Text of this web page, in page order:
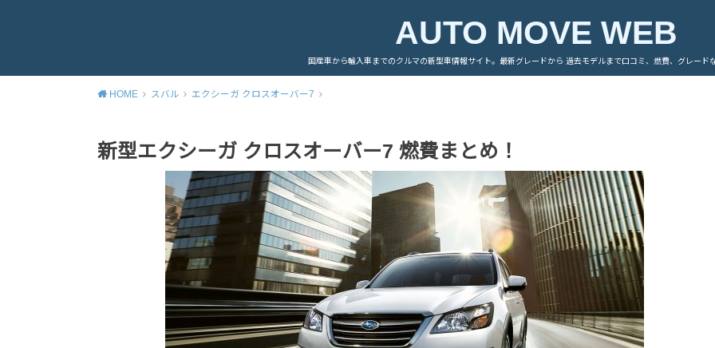
AUTO MOVE WEB
国産車から輸入車までのクルマの新型車情報サイト。最新グレードから 過去モデルまで口コミ、燃費、グレード
HOME スバル エクシーガ クロスオーバー7
新型エクシーガ クロスオーバー7 燃費まとめ！